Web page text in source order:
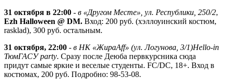
31 октября в 22:00 - в «Другом Месте», ул. Республики, 250/2,
Ezh Halloween @ DM. Вход: 200 руб. (хэллоуинский костюм,
rasklad), 300 руб. остальным.
31 октября, 22:00 - в НК «ЖираАff» (ул. Логунова, 3/1)Hello-in
ТюмГАСУ party. Сразу после Деюба первкурсника сюда
придут самые яркие и веселые студенты. FC/DC, 18+. Вход в
костюмах, 200 руб. Подробно: 98-53-08.